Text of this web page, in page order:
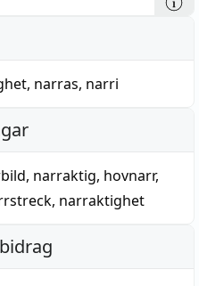
som abstrakt
nar af; jämför
haben. Se följ.
, narras, narri
, narraktig, hovnarr,
, narraktighet